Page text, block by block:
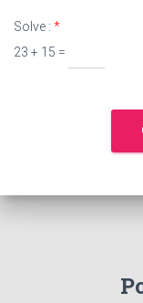
Solve : *
23 + 15 =